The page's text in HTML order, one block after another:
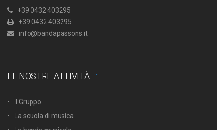
+39 0432 403295
+39 0432 403295
info@bandapassons.it
LE NOSTRE ATTIVITÀ
Il Gruppo
La scuola di musica